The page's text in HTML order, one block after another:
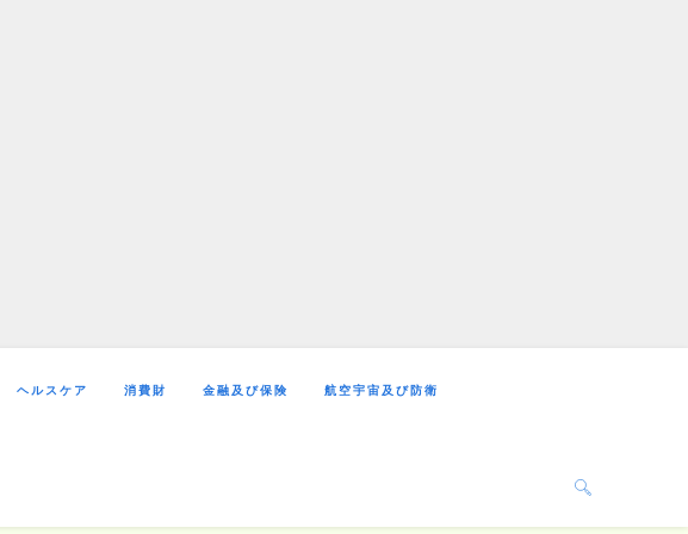
ヘルスケア 消費財 金融及び保険 航空宇宙及び防衛